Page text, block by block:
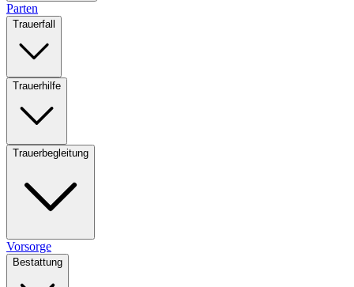
Parten
Trauerfall
Trauerhilfe
Trauerbegleitung
Vorsorge
Bestattung